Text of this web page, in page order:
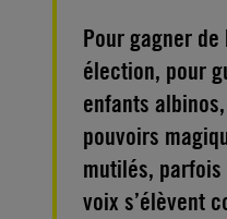
Pour gagner de
élection, pour
enfants
pouvoirs
mutilés, parfois
voix s’élèvent